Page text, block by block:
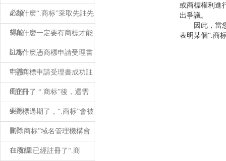
必須
4 為什麽“.商标”采取先註先
得的
5 為什麽一定要有商標才能
註冊“.
6 為什麽憑商標申請受理書
申請“.
7 憑商標申請受理書成功註
冊的“.
8 註冊了 “.商标”後，還需
要再
9 商標過期了，“.商标”會被
刪除
10 “.商标”域名管理機構會
在商標
11 如果已經註冊了“.商
或商標權利進
出爭議。
因此，當您
表明某個“.商